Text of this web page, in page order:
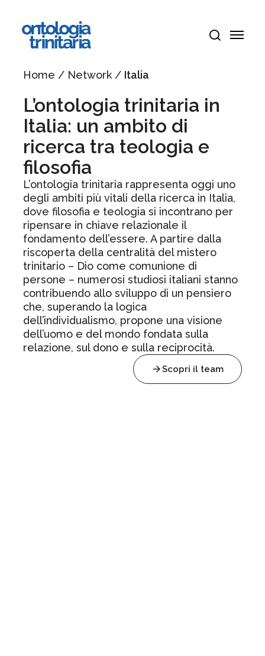
contenuto
principale
cerca
Menu
Home / Network/ Italia
L’ontologia trinitaria in
Italia: un ambito di
ricerca tra teologia e
filosofia
L’ontologia trinitaria rappresenta oggi uno
degli ambiti più vitali della ricerca in Italia,
dove filosofia e teologia si incontrano per
ripensare in chiave relazionale il
fondamento dell’essere. A partire dalla
riscoperta della centralità del mistero
trinitario – Dio come comunione di
persone – numerosi studiosi italiani stanno
contribuendo allo sviluppo di un pensiero
che, superando la logica
dell’individualismo, propone una visione
dell’uomo e del mondo fondata sulla
relazione, sul dono e sulla reciprocità.
Scopri il team